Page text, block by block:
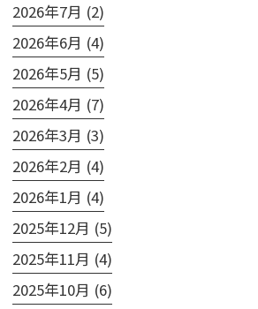
2026年7月 (2)
2026年6月 (4)
2026年5月 (5)
2026年4月 (7)
2026年3月 (3)
2026年2月 (4)
2026年1月 (4)
2025年12月 (5)
2025年11月 (4)
2025年10月 (6)